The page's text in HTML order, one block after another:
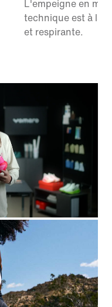
L'empeigne en
technique est à la
et respirante.